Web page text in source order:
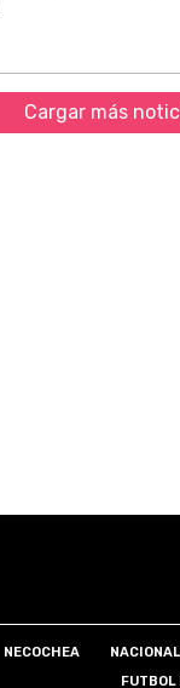
Cargar más
NECOCHEA
FUTBOL